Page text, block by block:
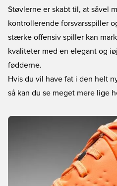
Støvlerne er skabt til, at såvel
kontrollerende forsvarsspiller
stærke offensiv spiller kan
kvaliteter med en elegant og
fødderne.
Hvis du vil have fat i den helt
så kan du se meget mere lige